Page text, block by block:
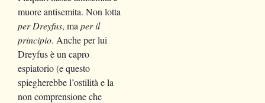
muore antisemita. Non lotta
per Dreyfus, ma per il
principio. Anche per lui
Dreyfus è un capro
espiatorio (e questo
spiegherebbe l’ostilità e la
non comprensione che